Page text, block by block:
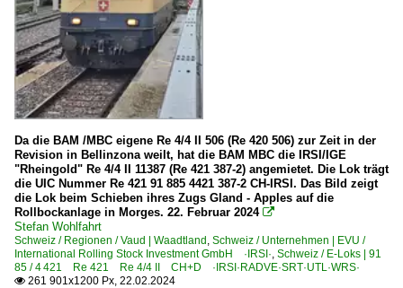
Da die BAM /MBC eigene Re 4/4 II 506 (Re 420 506) zur Zeit in der
Revision in Bellinzona weilt, hat die BAM MBC die IRSI/IGE
"Rheingold" Re 4/4 II 11387 (Re 421 387-2) angemietet. Die Lok trägt
die UIC Nummer Re 421 91 885 4421 387-2 CH-IRSI. Das Bild zeigt
die Lok beim Schieben ihres Zugs Gland - Apples auf die
Rollbockanlage in Morges. 22. Februar 2024 
Stefan Wohlfahrt
Schweiz / Regionen / Vaud | Waadtland, Schweiz / Unternehmen | EVU /
International Rolling Stock Investment GmbH ·IRSI·, Schweiz / E-Loks | 91
85 / 4 421 Re 421 Re 4/4 II CH+D ·IRSI·RADVE·SRT·UTL·WRS·
 261 901x1200 Px, 22.02.2024